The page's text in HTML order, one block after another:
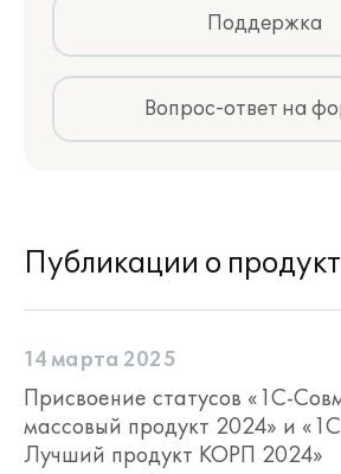
Поддержка
Вопрос-ответ на
Публикации о
14 марта 2025
Присвоение статусов «1С-
массовый продукт 2024» и
Лучший продукт КОРП 2024»